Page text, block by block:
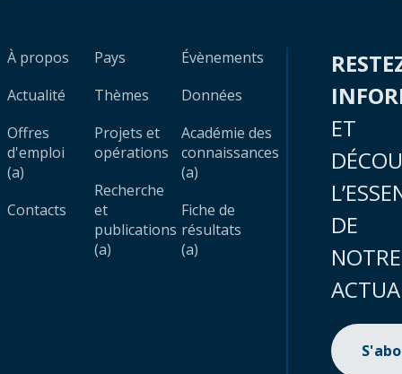
À propos
Actualité
Offres
d'emploi
(a)
Contacts
Pays
Thèmes
Projets et
opérations
Recherche
et
publications
(a)
Évènements
Données
Académie des
connaissances
(a)
Fiche de
résultats
(a)
ET
DE
NOTRE